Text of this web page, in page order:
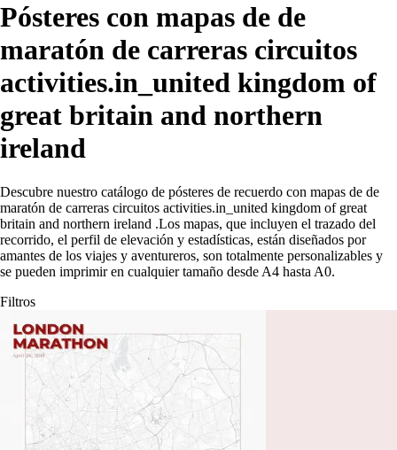
Pósteres con mapas de de
maratón de carreras circuitos
activities.in_united kingdom of
great britain and northern
ireland
Descubre nuestro catálogo de pósteres de recuerdo con mapas de de
maratón de carreras circuitos activities.in_united kingdom of great
britain and northern ireland .Los mapas, que incluyen el trazado del
recorrido, el perfil de elevación y estadísticas, están diseñados por
amantes de los viajes y aventureros, son totalmente personalizables y
se pueden imprimir en cualquier tamaño desde A4 hasta A0.
Filtros